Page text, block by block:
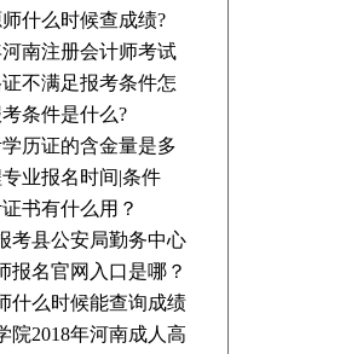
什么时候查成绩?
南注册会计师考试
不满足报考条件怎
条件是什么?
历证的含金量是多
业报名时间|条件
书有什么用？
考县公安局勤务中心
报名官网入口是哪？
什么时候能查询成绩
院2018年河南成人高